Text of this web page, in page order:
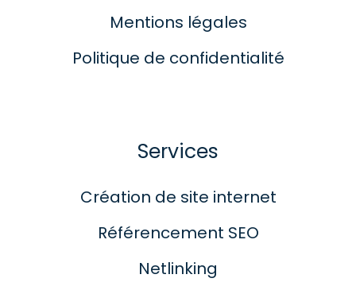
Mentions légales
Politique de confidentialité
Services
Création de site internet
Référencement SEO
Netlinking